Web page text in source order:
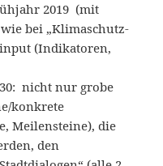
2019 (mit
bei „Klimaschutz-
(Indikatoren,
nicht nur grobe
konkrete
Meilensteine), die
den